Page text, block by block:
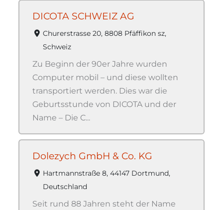
DICOTA SCHWEIZ AG
Churerstrasse 20, 8808 Pfäffikon sz,
Schweiz
Zu Beginn der 90er Jahre wurden
Computer mobil – und diese wollten
transportiert werden. Dies war die
Geburtsstunde von DICOTA und der
Name – Die C...
Dolezych GmbH & Co. KG
Hartmannstraße 8, 44147 Dortmund,
Deutschland
Seit rund 88 Jahren steht der Name